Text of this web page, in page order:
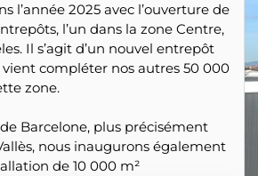
l’année 2025 avec l’ouverture de
l’un dans la zone Centre,
Il s’agit d’un nouvel entrepôt
vient compléter nos autres 50 000
zone.
Barcelone, plus précisément
nous inaugurons également
de 10 000 m²